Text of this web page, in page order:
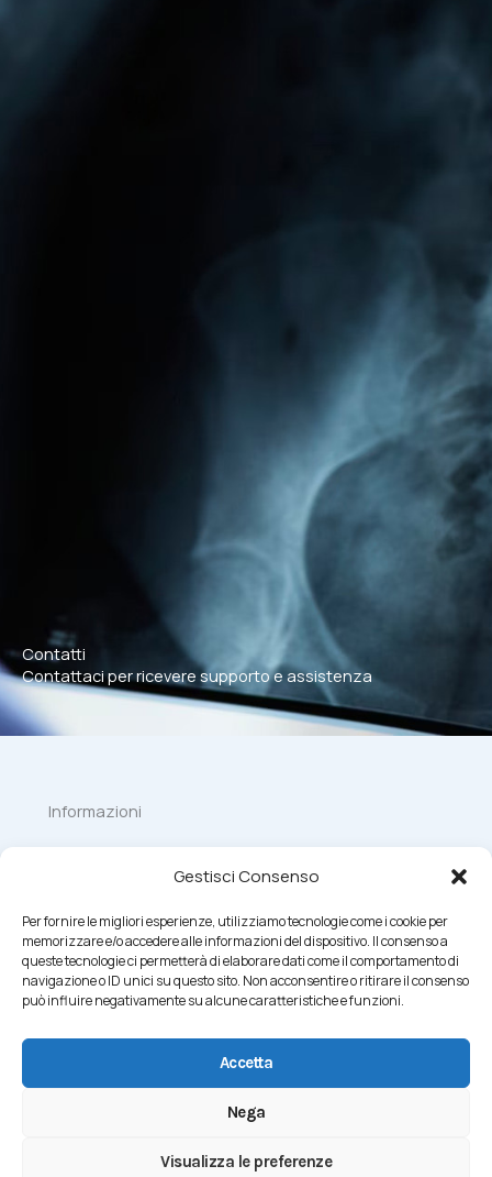
Gestisci Consenso
Per fornire le migliori esperienze, utilizziamo tecnologie come i cookie per
memorizzare e/o accedere alle informazioni del dispositivo. Il consenso a
queste tecnologie ci permetterà di elaborare dati come il comportamento di
navigazione o ID unici su questo sito. Non acconsentire o ritirare il consenso
può influire negativamente su alcune caratteristiche e funzioni.
Accetta
Nega
Visualizza le preferenze
Contatti
Contattaci per ricevere supporto e assistenza
Informazioni
Telefono
+39 030 6863139
Fax
+39 030 6865249
risorseumane@geminirx.